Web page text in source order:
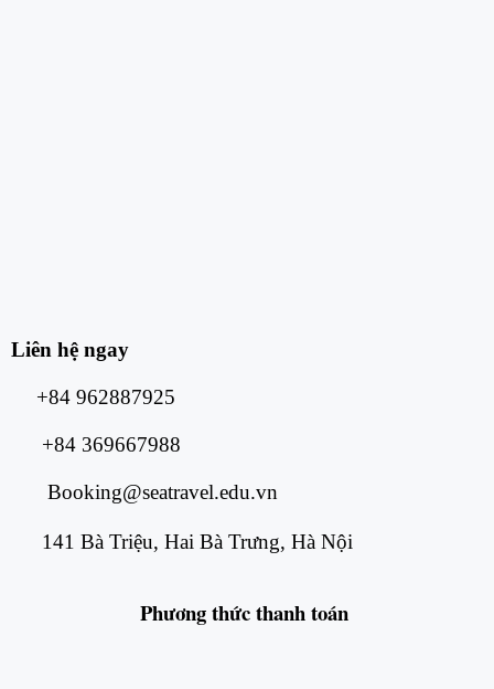
Liên hệ ngay
+84 962887925
+84 369667988
Booking@seatravel.edu.vn
141 Bà Triệu, Hai Bà Trưng, Hà Nội
Phương thứcthanh toán